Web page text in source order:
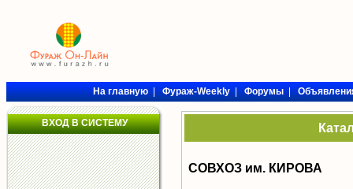
На главную|Фураж-Weekly|Форумы|
ВХОД В СИСТЕМУ
СОВХОЗ им. КИРОВА